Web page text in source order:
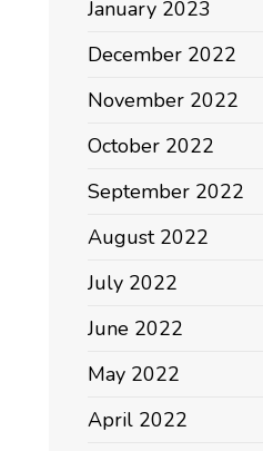
January 2023
December 2022
November 2022
October 2022
September 2022
August 2022
July 2022
June 2022
May 2022
April 2022